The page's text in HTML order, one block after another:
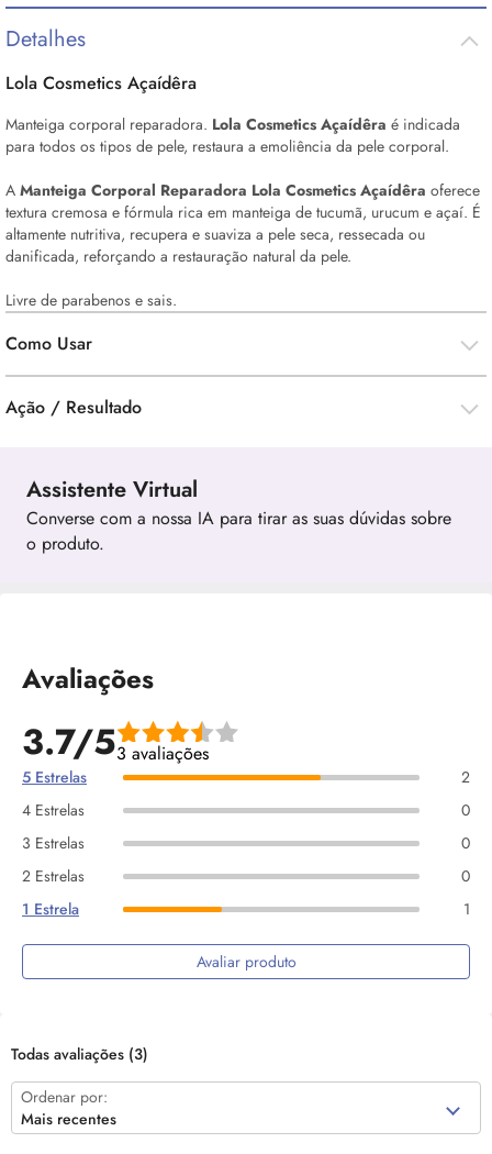
Detalhes
Lola Cosmetics Açaídêra
Manteiga corporal reparadora. Lola Cosmetics Açaídêra é indicada
para todos os tipos de pele, restaura a emoliência da pele corporal.
A Manteiga Corporal Reparadora Lola Cosmetics Açaídêra oferece
textura cremosa e fórmula rica em manteiga de tucumã, urucum e açaí. É
altamente nutritiva, recupera e suaviza a pele seca, ressecada ou
danificada, reforçando a restauração natural da pele.
Livre de parabenos e sais.
Como Usar
Ação / Resultado
Assistente Virtual
Converse com a nossa IA para tirar as suas dúvidas sobre
o produto.
Avaliações
3.7/53 avaliações
5 Estrelas
2
4 Estrelas
0
3 Estrelas
0
2 Estrelas
0
1 Estrela
1
Avaliar produto
Todas avaliações (3)
Ordenar por:
Mais recentes